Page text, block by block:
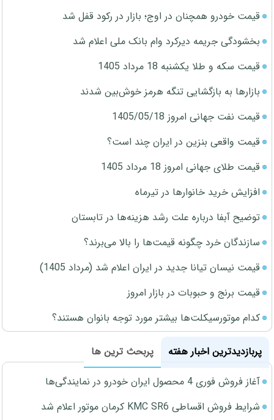
قیمت خودرو همچنان در اوج؛ بازار در رکود قفل شد
بخشودگی جریمه دیرکرد وام بانک ملی اعلام شد
قیمت سکه و طلا یکشنبه 18 مرداد 1405
بازارها به بازگشایی تنگه هرمز خوش‌بین شدند
قیمت نفت جهانی امروز 1405/05/18
قیمت واقعی بنزین در ایران چند است؟
قیمت طلای جهانی امروز 18 مرداد 1405
افزایش خرید خانوارها در تیرماه
توضیح آبفا درباره علت رشد هزینه‌ها در تابستان
سازندگان خرد چگونه قیمت‌ها را بالا می‌برند؟
قیمت نیسان تیانا جدید در ایران اعلام شد (مرداد 1405)
قیمت برنج و حبوبات در بازار امروز
کدام موتورسیکلت‌ها بیشتر مورد توجه بانوان هستند؟
پربازدیدترین اخبار هفته
پربحث ترین ها
آغاز فروش فوری 4 محصول ایران خودرو در نمایندگی‌ها
شرایط فروش اقساطی KMC SR6 کرمان موتور اعلام شد